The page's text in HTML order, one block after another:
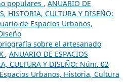
populares , ANUARIO DE
HISTORIA, CULTURA Y DISEÑO:
de Espacios Urbanos,
sobre el artesanado
, ANUARIO DE ESPACIOS
CULTURA Y DISEÑO: Núm. 02
Urbanos, Historia, Cultura